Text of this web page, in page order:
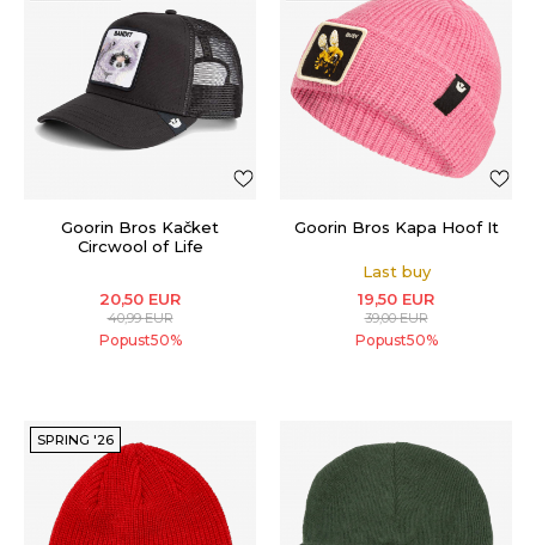
Goorin Bros Kačket
Circwool of Life
20,50 EUR
40,99EUR
Popust50%
Goorin Bros Kapa Hoof It
Last buy
19,50 EUR
39,00EUR
Popust50%
SPRING '26